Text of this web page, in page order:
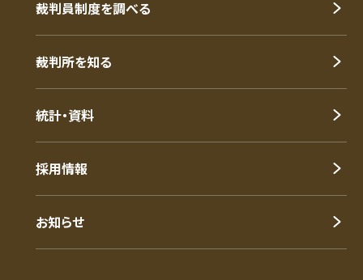
裁判員制度を調べる
裁判所を知る
統計・資料
採用情報
お知らせ